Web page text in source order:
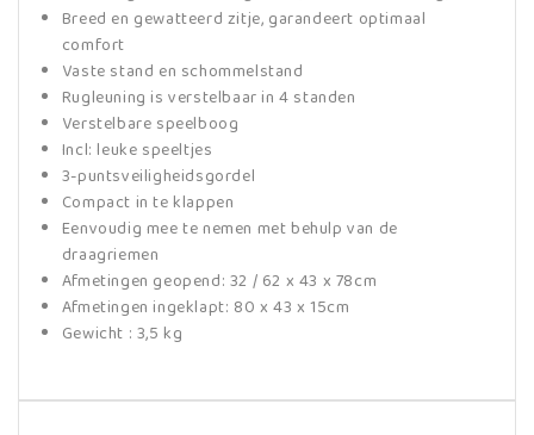
Breed en gewatteerd zitje, garandeert optimaal
comfort
Vaste stand en schommelstand
Rugleuning is verstelbaar in 4 standen
Verstelbare speelboog
Incl: leuke speeltjes
3-puntsveiligheidsgordel
Compact in te klappen
Eenvoudig mee te nemen met behulp van de
draagriemen
Afmetingen geopend: 32 / 62 x 43 x 78cm
Afmetingen ingeklapt: 80 x 43 x 15cm
Gewicht : 3,5 kg